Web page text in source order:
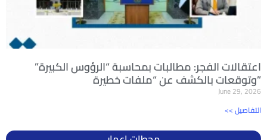
اعتقالات الفجر: مطالبات بمحاسبة “الرؤوس الكبيرة”
وتوقعات بالكشف عن “ملفات خطيرة”
June 29, 2026
<< التفاصيل